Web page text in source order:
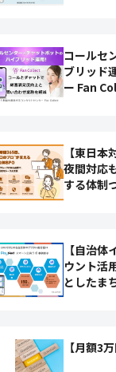
コールセ
ブリッド
ー Fan
【東日
夜間対応
する体制
【自治
ウント活
としたま
【月額3